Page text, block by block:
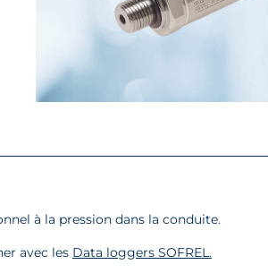
à la pression dans la conduite.
avec les Data loggers SOFREL.